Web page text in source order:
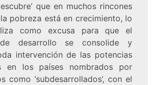
que en muchos rincones
pobreza está en crecimiento, lo
como excusa para que el
desarrollo se consolide y
intervención de las potencias
en los países nombrados por
como ‘subdesarrollados’, con el